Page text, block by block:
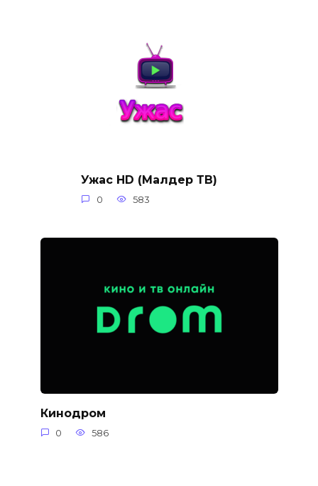
Ужас HD (Малдер ТВ)
0 583
Кинодром
0 586